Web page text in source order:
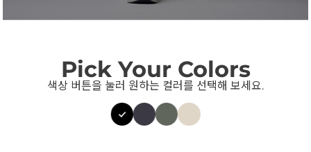
Pick Your Colors
색상 버튼을 눌러 원하는 컬러를 선택해 보세요.